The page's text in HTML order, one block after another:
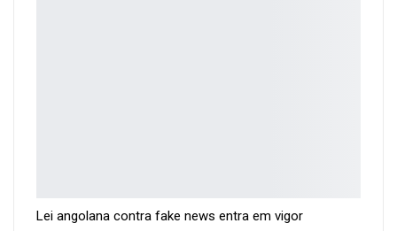
Lei angolana contra fake news entra em vigor